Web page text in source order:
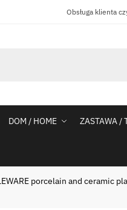
Obsługa klienta
DOM / HOME ZASTAWA /
porcelain and ceramic